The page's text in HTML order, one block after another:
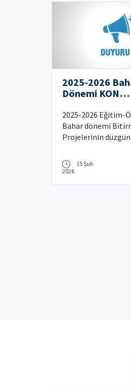
2025-2026
Dönemi KON
4902/4902E -
Bitirme
Projeleri
2025-2026 Eğitim-
Bahar dönemi
Projelerinin
bilgilendirmeler
15 Şub
2026